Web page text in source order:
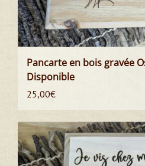
Pancarte en bois gravée
Disponible
25,00€